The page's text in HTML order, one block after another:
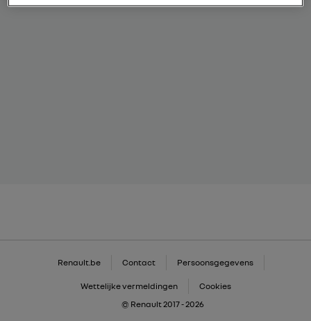
Renault.be Contact Persoonsgegevens
Wettelijke vermeldingen
Cookies
© Renault 2017 - 2026